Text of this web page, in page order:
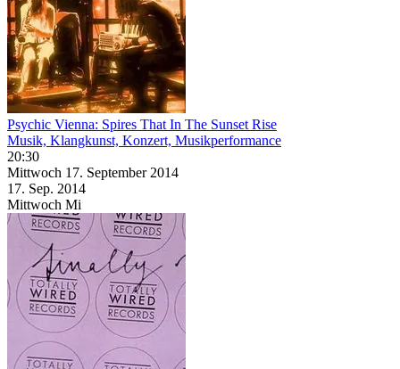
Psychic Vienna: Spires That In The Sunset Rise
Musik, Klangkunst, Konzert, Musikperformance
20:30
Mittwoch 17. September 2014
17. Sep. 2014
Mittwoch Mi